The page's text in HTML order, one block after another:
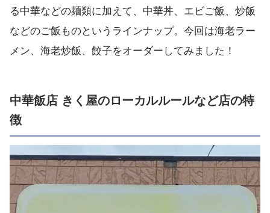
る中華などの麺類に加えて、中華丼、エビご飯、炒飯
などのご飯ものというラインナップ。今回は海老ラー
メン、海老炒飯、餃子をオーダーしてみました！
中華飯店 きく屋のローカルルールなど店の特
徴